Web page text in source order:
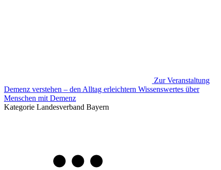
Zur Veranstaltung
Demenz verstehen – den Alltag erleichtern Wissenswertes über
Menschen mit Demenz
Kategorie Landesverband Bayern